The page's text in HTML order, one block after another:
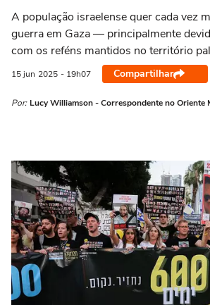
A população israelense quer cada vez
guerra em Gaza — principalmente
com os reféns mantidos no território
15 jun 2025 - 19h07 Compartilhar
Por: Lucy Williamson - Correspondente no Oriente